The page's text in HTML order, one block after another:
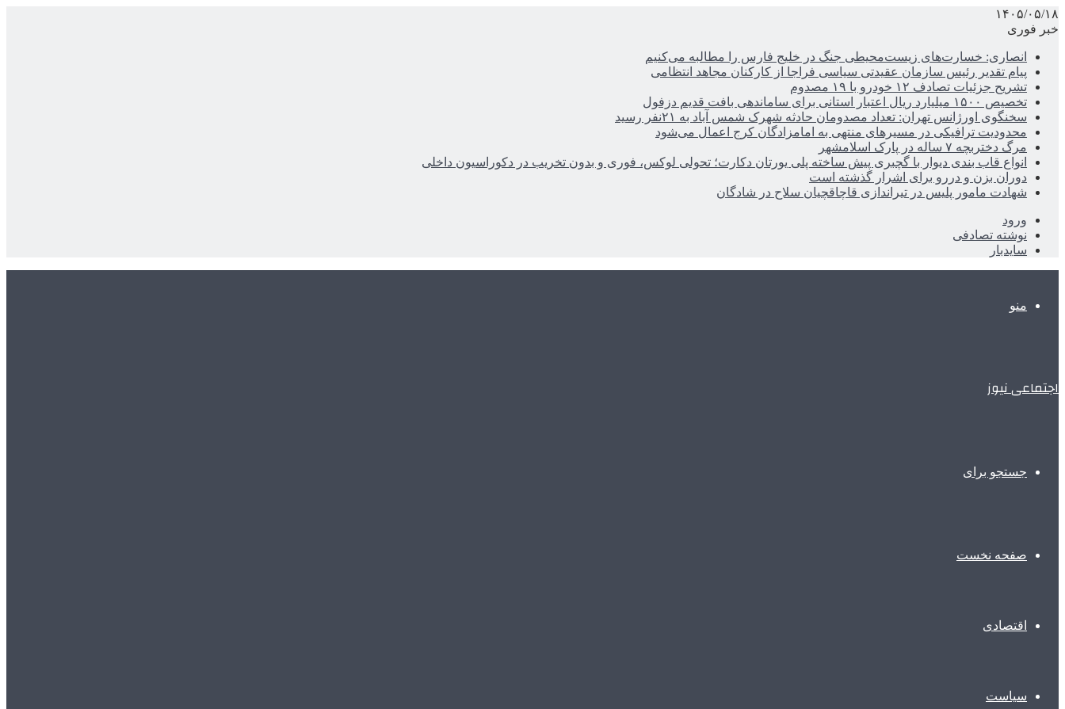
۱۴۰۵/۰۵/۱۸
خبر فوری
انصاری: خسارت‌های زیست‌محیطی جنگ در خلیج فارس را مطالبه‌ می‌کنیم
پیام تقدیر رئیس سازمان عقیدتی سیاسی فراجا از کارکنان مجاهد انتظامی
تشریح جزئیات تصادف ۱۲ خودرو با ۱۹ مصدوم
تخصیص ۱۵۰۰ میلیارد ریال اعتبار استانی برای ساماندهی بافت قدیم دزفول
سخنگوی اورژانس تهران: تعداد مصدومان حادثه شهرک شمس آباد به ۲۱نفر رسید
محدودیت ترافیکی در مسیرهای منتهی به امامزادگان کرج اعمال می‌شود
مرگ دختربچه ۷ ساله در پارک اسلامشهر
انواع قاب بندی دیوار با گچبری پیش ساخته پلی یورتان دکارت؛ تحولی لوکس، فوری و بدون تخریب در دکوراسیون داخلی
دوران بزن و دررو برای اشرار گذشته است
شهادت مامور پلیس در تیراندازی قاچاقچیان سلاح در شادگان
ورود
نوشته تصادفی
سایدبار
منو
اجتماعی نیوز
جستجو برای
صفحه نخست
اقتصادی
سیاست